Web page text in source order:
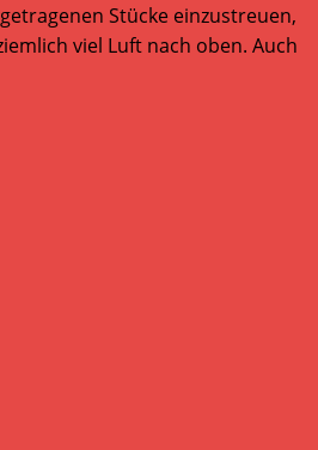
Stücke einzustreuen,
viel Luft nach oben. Auch